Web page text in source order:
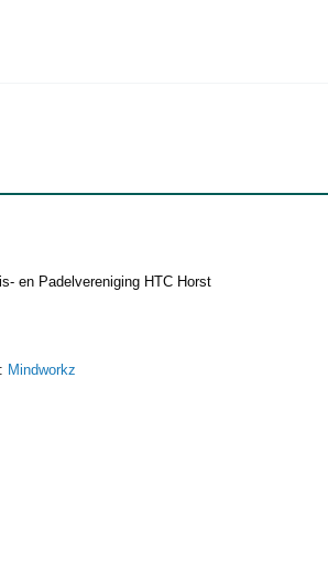
en Padelvereniging HTC Horst
Mindworkz